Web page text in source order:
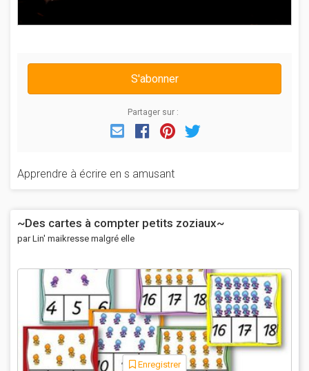
S'abonner
Partager sur :
EmailFacebook
Pinterest
Apprendre à écrire en s amusant
~Des cartes à compter petits zoziaux~
par Lin' maikresse malgré elle
Enregistrer